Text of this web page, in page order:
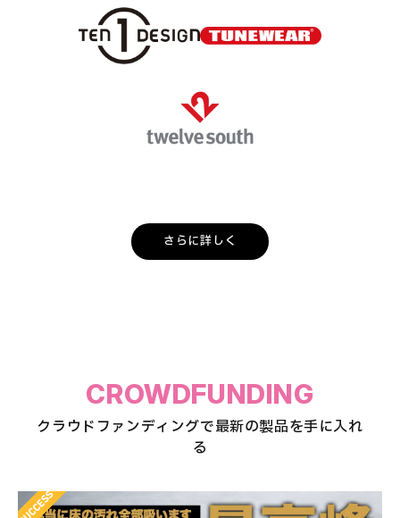
さらに詳しく
CROWDFUNDING
クラウドファンディングで最新の製品を手に入れ
る